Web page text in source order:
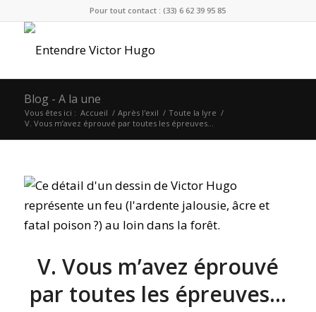
Pour tout contact : (33) 6 62 39 95 85
Blog - A la une
Vous êtes ici : Accueil / Après l'exil / Toute la lyre /
V. Vous m’avez éprouvé par toutes les épreuves…
V. Vous m’avez éprouvé
par toutes les épreuves…